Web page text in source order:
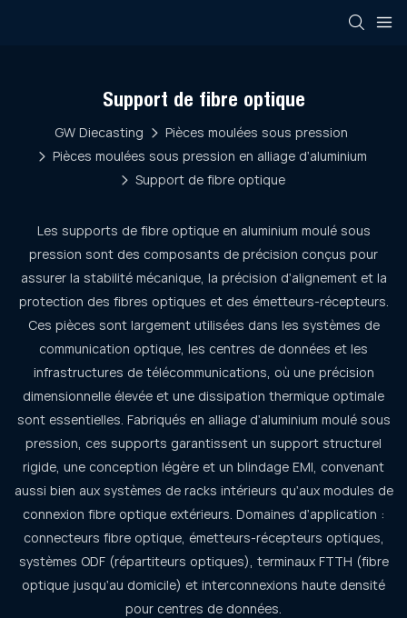
Support de fibre optique
GW Diecasting
Pièces moulées sous pression
Pièces moulées sous pression en alliage d'aluminium
Support de fibre optique
Les supports de fibre optique en aluminium moulé sous
pression sont des composants de précision conçus pour
assurer la stabilité mécanique, la précision d'alignement et la
protection des fibres optiques et des émetteurs-récepteurs.
Ces pièces sont largement utilisées dans les systèmes de
communication optique, les centres de données et les
infrastructures de télécommunications, où une précision
dimensionnelle élevée et une dissipation thermique optimale
sont essentielles. Fabriqués en alliage d'aluminium moulé sous
pression, ces supports garantissent un support structurel
rigide, une conception légère et un blindage EMI, convenant
aussi bien aux systèmes de racks intérieurs qu'aux modules de
connexion fibre optique extérieurs. Domaines d'application :
connecteurs fibre optique, émetteurs-récepteurs optiques,
systèmes ODF (répartiteurs optiques), terminaux FTTH (fibre
optique jusqu'au domicile) et interconnexions haute densité
pour centres de données.